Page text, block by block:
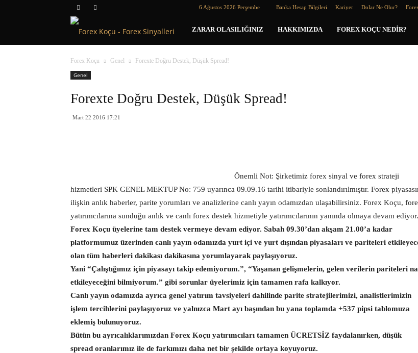
6 Ağustos 2026 Perşembe Banka Hesap Bilgileri Kariyer Dolar Ne Olur?
Forex
Koçu
ZARAR OLASILIĞINIZ HAKKIMIZDA FOREX KOÇU NEDIR?
Forex Koçu Genel
Forexte Doğru Destek, Düşük Spread!
Genel
Forexte Doğru Destek, Düşük Spread!
Mart 22 2016 17:21
Önemli Not: Şirketimiz forex sinyal ve forex strateji
hizmetleri SPK GENEL MEKTUP No: 759 uyarınca 09.09.16 tarihi itibariyle sonlandırılmıştır. Forex
ilişkin anlık haberler, parite yorumları ve analizlerine canlı yayın odamızdan ulaşabilirsiniz. Forex Koçu,
yatırımcılarına sunduğu anlık ve canlı forex destek hizmetiyle yatırımcılarının yanında olmaya devam ediyor.
Forex Koçu üyelerine tam destek vermeye devam ediyor. Sabah 09.30’dan akşam 21.00’a kadar
platformumuz üzerinden canlı yayın odamızda yurt içi ve yurt dışından piyasaları ve pariteleri
olan tüm haberleri dakikası dakikasına yorumlayarak paylaşıyoruz.
Yani “Çalıştığımız için piyasayı takip edemiyorum.”, “Yaşanan gelişmelerin, gelen verilerin pariteleri
etkileyeceğini bilmiyorum.” gibi sorunlar üyelerimiz için tamamen rafa kalkıyor.
Canlı yayın odamızda ayrıca genel yatırım tavsiyeleri dahilinde parite stratejilerimizi, analistlerimizin
işlem tercihlerini paylaşıyoruz ve yalnızca Mart ayı başından bu yana toplamda +537 pipsi tablomuza
eklemiş bulunuyoruz.
Bütün bu ayrıcalıklarımızdan Forex Koçu yatırımcıları tamamen ÜCRETSİZ faydalanırken, düşük
spread oranlarımız ile de farkımızı daha net bir şekilde ortaya koyuyoruz.